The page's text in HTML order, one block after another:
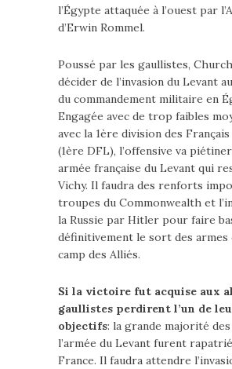
l’Égypte attaquée à l’ouest par
d’Erwin Rommel.
Poussé par les gaullistes,
décider de l’invasion du Levant
du commandement militaire en
Engagée avec de trop faibles
avec la 1ère division des
(1ère DFL), l’offensive va
armée française du Levant qui
Vichy. Il faudra des renforts
troupes du Commonwealth et
la Russie par Hitler pour faire
définitivement le sort des armes
camp des Alliés.
Si la victoire fut acquise aux
gaullistes perdirent l’un de
objectifs: la grande majorité
l’armée du Levant furent
France. Il faudra attendre